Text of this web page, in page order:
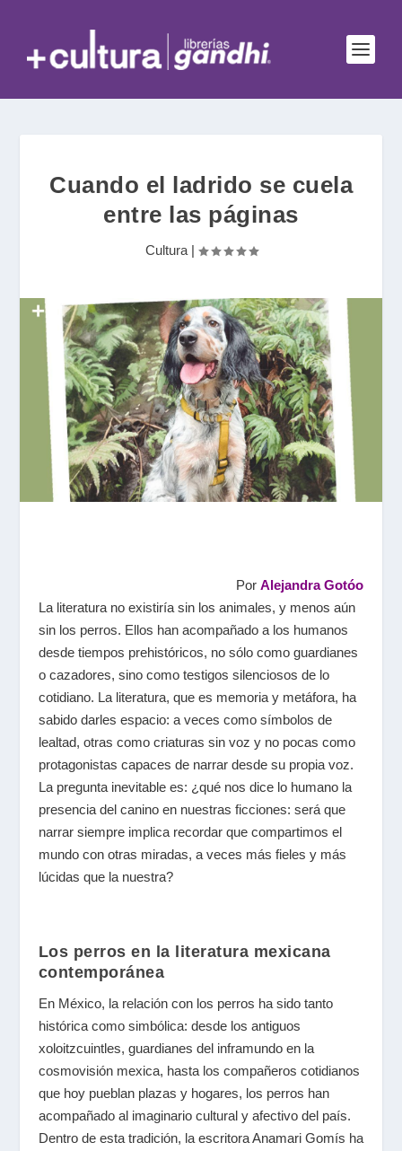
Cuando el ladrido se cuela
entre las páginas
Cultura|
PorAlejandra Gotóo
La literatura no existiría sin los animales, y menos aún
sin los perros. Ellos han acompañado a los humanos
desde tiempos prehistóricos, no sólo como guardianes
o cazadores, sino como testigos silenciosos de lo
cotidiano. La literatura, que es memoria y metáfora, ha
sabido darles espacio: a veces como símbolos de
lealtad, otras como criaturas sin voz y no pocas como
protagonistas capaces de narrar desde su propia voz.
La pregunta inevitable es: ¿qué nos dice lo humano la
presencia del canino en nuestras ficciones: será que
narrar siempre implica recordar que compartimos el
mundo con otras miradas, a veces más fieles y más
lúcidas que la nuestra?
Los perros en la literatura mexicana
contemporánea
En México, la relación con los perros ha sido tanto
histórica como simbólica: desde los antiguos
xoloitzcuintles, guardianes del inframundo en la
cosmovisión mexica, hasta los compañeros cotidianos
que hoy pueblan plazas y hogares, los perros han
acompañado al imaginario cultural y afectivo del país.
Dentro de esta tradición, la escritora Anamari Gomís ha